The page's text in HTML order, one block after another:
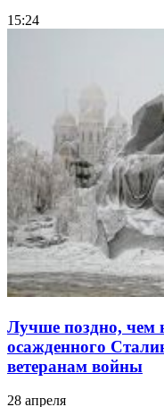
15:24
Лучше поздно, чем
осажденного
ветеранам войны
28 апреля